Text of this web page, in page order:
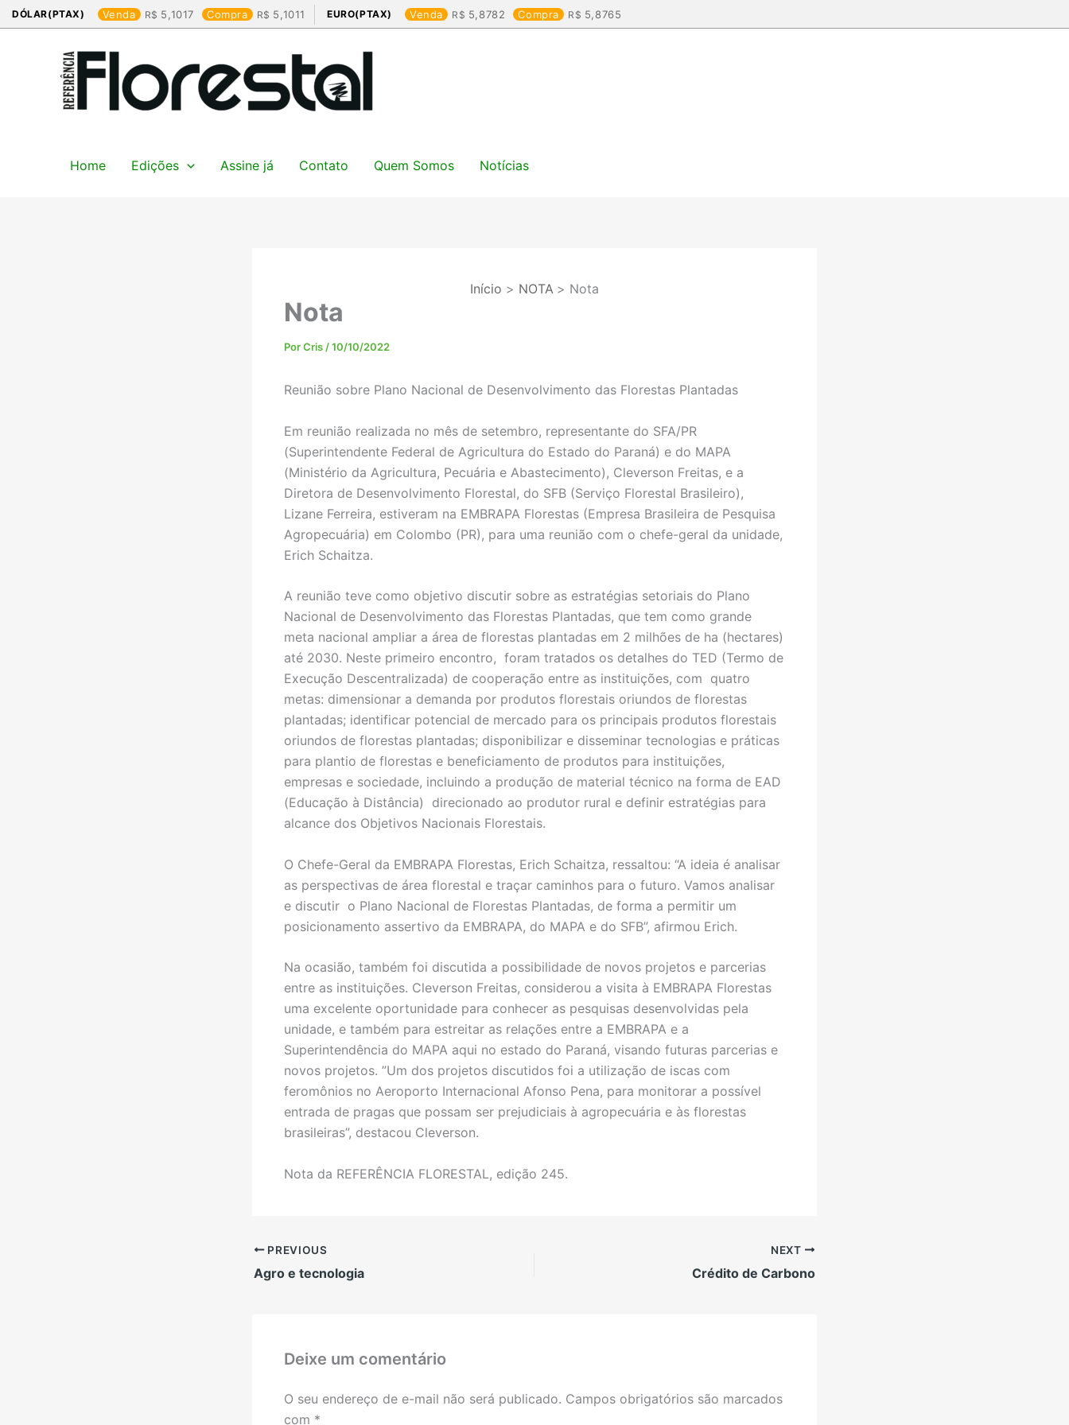
DÓLAR(PTAX) Venda 5,1017 Compra 5,1011 EURO(PTAX) Venda 5,8782 Compra 5,8765
para
Home Edições Assine já Contato Quem Somos Notícias
Início NOTA Nota
Nota
PorCris /10/10/2022
Reunião sobre Plano Nacional de Desenvolvimento das Florestas Plantadas
Em reunião realizada no mês de setembro, representante do SFA/PR
(Superintendente Federal de Agricultura do Estado do Paraná) e do MAPA
(Ministério da Agricultura, Pecuária e Abastecimento), Cleverson Freitas, e a
Diretora de Desenvolvimento Florestal, do SFB (Serviço Florestal Brasileiro),
Lizane Ferreira, estiveram na EMBRAPA Florestas (Empresa Brasileira de Pesquisa
Agropecuária) em Colombo (PR), para uma reunião com o chefe-geral da unidade,
Erich Schaitza.
A reunião teve como objetivo discutir sobre as estratégias setoriais do Plano
Nacional de Desenvolvimento das Florestas Plantadas, que tem como grande
meta nacional ampliar a área de florestas plantadas em 2 milhões de ha (hectares)
até 2030. Neste primeiro encontro, foram tratados os detalhes do TED (Termo de
Execução Descentralizada) de cooperação entre as instituições, com quatro
metas: dimensionar a demanda por produtos florestais oriundos de florestas
plantadas; identificar potencial de mercado para os principais produtos florestais
oriundos de florestas plantadas; disponibilizar e disseminar tecnologias e práticas
para plantio de florestas e beneficiamento de produtos para instituições,
empresas e sociedade, incluindo a produção de material técnico na forma de EAD
(Educação à Distância) direcionado ao produtor rural e definir estratégias para
alcance dos Objetivos Nacionais Florestais.
O Chefe-Geral da EMBRAPA Florestas, Erich Schaitza, ressaltou: “A ideia é analisar
as perspectivas de área florestal e traçar caminhos para o futuro. Vamos analisar
e discutir o Plano Nacional de Florestas Plantadas, de forma a permitir um
posicionamento assertivo da EMBRAPA, do MAPA e do SFB”, afirmou Erich.
Na ocasião, também foi discutida a possibilidade de novos projetos e parcerias
entre as instituições. Cleverson Freitas, considerou a visita à EMBRAPA Florestas
uma excelente oportunidade para conhecer as pesquisas desenvolvidas pela
unidade, e também para estreitar as relações entre a EMBRAPA e a
Superintendência do MAPA aqui no estado do Paraná, visando futuras parcerias e
novos projetos. ”Um dos projetos discutidos foi a utilização de iscas com
feromônios no Aeroporto Internacional Afonso Pena, para monitorar a possível
entrada de pragas que possam ser prejudiciais à agropecuária e às florestas
brasileiras”, destacou Cleverson.
Nota da REFERÊNCIA FLORESTAL, edição 245.
PREVIOUS
Agro e tecnologia
NEXT
Crédito de Carbono
Deixe um comentário
O seu endereço de e-mail não será publicado. Campos obrigatórios são marcados
com *